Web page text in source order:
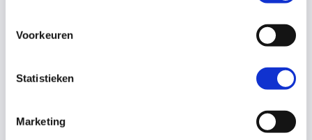
Voorkeuren
Statistieken
Marketing
Wat werkt écht bij kinderen met weinig